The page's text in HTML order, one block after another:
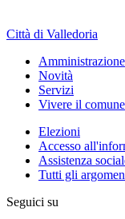
Città di Valledoria
Amministrazione
Novità
Servizi
Vivere il comune
Elezioni
Accesso
Assistenza
Tutti gli
Seguici su